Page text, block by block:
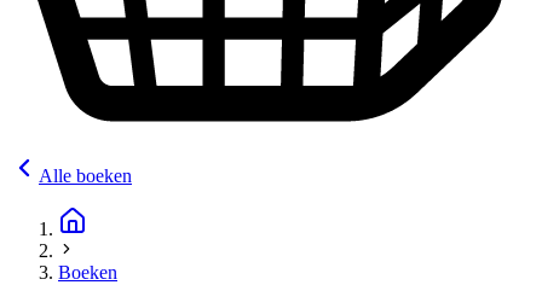
Alle boeken
Boeken